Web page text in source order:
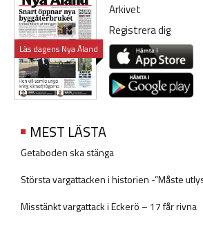
Läs dagens Nya Åland
Arkivet
Registrera dig
MEST LÄSTA
Getaboden ska stänga
Största vargattacken i historien -”Måste
Misstänkt vargattack i Eckerö – 17 får rivna